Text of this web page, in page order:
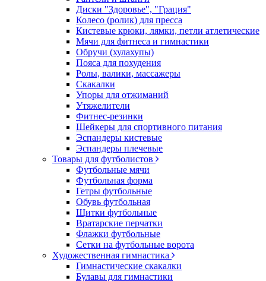
Диски "Здоровье", "Грация"
Колесо (ролик) для пресса
Кистевые крюки, лямки, петли атлетические
Мячи для фитнеса и гимнастики
Обручи (хулахупы)
Пояса для похудения
Ролы, валики, массажеры
Скакалки
Упоры для отжиманий
Утяжелители
Фитнес-резинки
Шейкеры для спортивного питания
Эспандеры кистевые
Эспандеры плечевые
Товары для футболистов
Футбольные мячи
Футбольная форма
Гетры футбольные
Обувь футбольная
Щитки футбольные
Вратарские перчатки
Флажки футбольные
Сетки на футбольные ворота
Художественная гимнастика
Гимнастические скакалки
Булавы для гимнастики